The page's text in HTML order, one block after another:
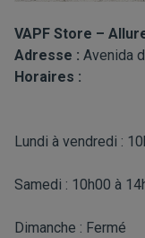
VAPF Store –
Adresse : Avenida
Horaires :
Lundi à vendredi :
Samedi : 10h00 à
Dimanche : Fermé